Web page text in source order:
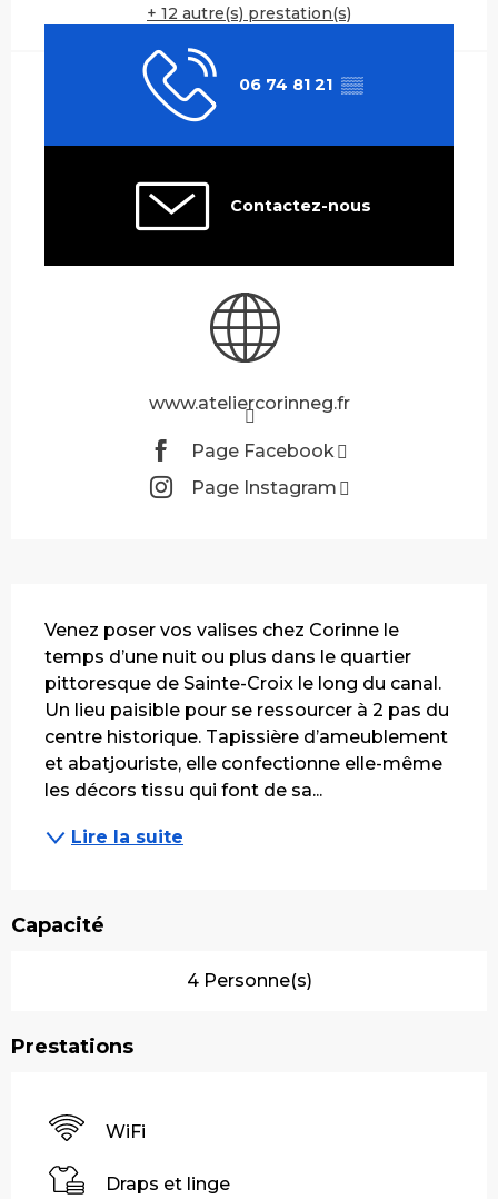
+ 12 autre(s) prestation(s)
06 74 81 21 ▒▒
Contactez-nous
www.ateliercorinneg.fr
Page Facebook
Page Instagram
Venez poser vos valises chez Corinne le
temps d’une nuit ou plus dans le quartier
pittoresque de Sainte-Croix le long du canal.
Un lieu paisible pour se ressourcer à 2 pas du
centre historique. Tapissière d’ameublement
et abatjouriste, elle confectionne elle-même
les décors tissu qui font de sa...
Lire la suite
Capacité
4 Personne(s)
Prestations
WiFi
Draps et linge